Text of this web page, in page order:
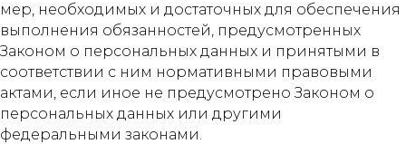
мер, необходимых и достаточных для обеспечения
выполнения обязанностей, предусмотренных
Законом о персональных данных и принятыми в
соответствии с ним нормативными правовыми
актами, если иное не предусмотрено Законом о
персональных данных или другими
федеральными законами.